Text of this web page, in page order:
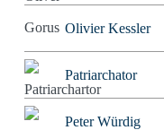
Olivier Kessler
Patriarchator
Peter Würdig